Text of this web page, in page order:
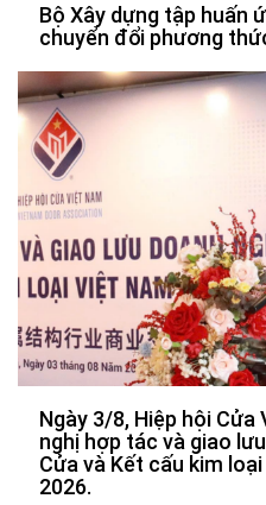
Bộ Xây dựng tập huấn
chuyển đổi phương
Ngày 3/8, Hiệp hội
nghị hợp tác và giao
Cửa và Kết cấu kim
2026.